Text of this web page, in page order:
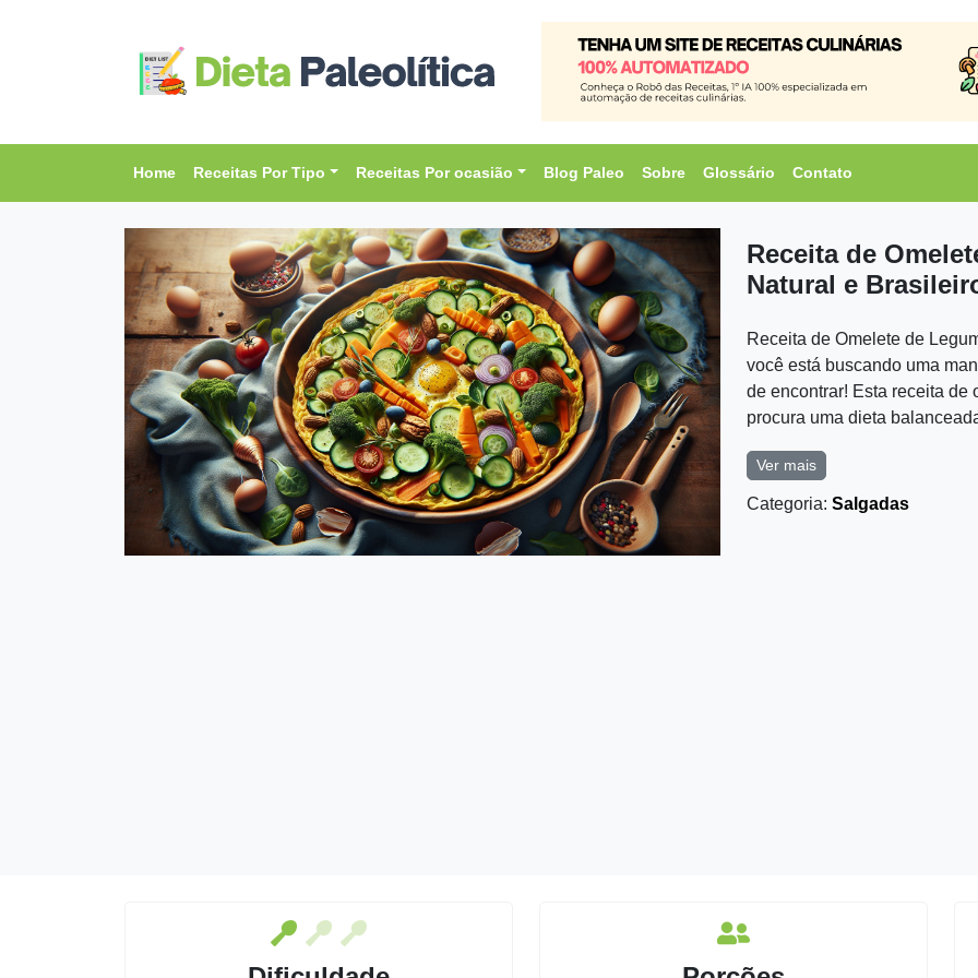
Home Receitas Por Tipo Receitas Por ocasião Blog Paleo Sobre Glossário Contato
Receita de
Natural e
Receita de Omelete de
você está buscando uma
de encontrar! Esta receita de
procura uma dieta
Ver mais
Categoria: Salgadas